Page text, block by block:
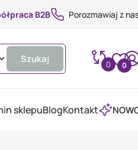
B2B Porozmawiaj z
Szukaj 0 0
sklepuBlogKontakt